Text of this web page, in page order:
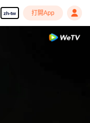
zh-tw 打開App